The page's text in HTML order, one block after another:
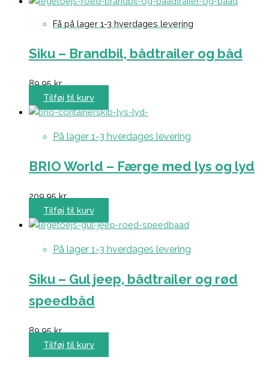
Få på lager 1-3 hverdages levering
Siku – Brandbil, bådtrailer og båd
89,95kr.
Tilføj til kurv
På lager 1-3 hverdages levering
BRIO World – Færge med lys og lyd
209,95kr.
Tilføj til kurv
På lager 1-3 hverdages levering
Siku – Gul jeep, bådtrailer og rød
speedbåd
89,95kr.
Tilføj til kurv